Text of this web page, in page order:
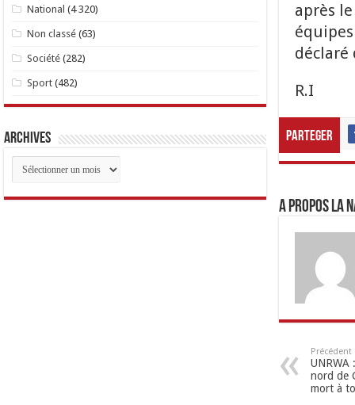
après
déclaré
R.I
Parteger
A propos LA
Précédent
UNRWA
nord de
mort à
National (4 320)
Non classé (63)
Société (282)
Sport (482)
Archives
Archives